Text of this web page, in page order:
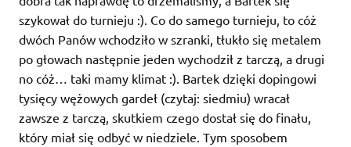
szykował do turnieju :). Co do samego turnieju, to cóż
dwóch Panów wchodziło w szranki, tłukło się metalem
po głowach następnie jeden wychodził z tarczą, a drugi
no cóż… taki mamy klimat :). Bartek dzięki dopingowi
tysięcy wężowych gardeł (czytaj: siedmiu) wracał
zawsze z tarczą, skutkiem czego dostał się do finału,
który miał się odbyć w niedziele. Tym sposobem